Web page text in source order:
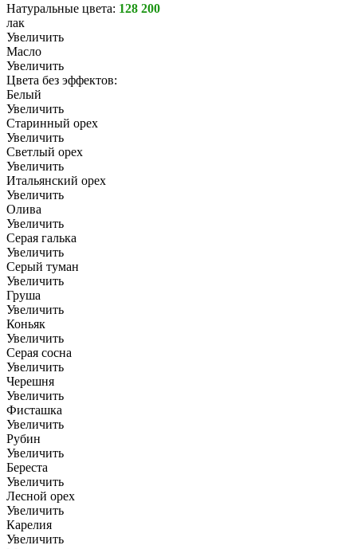
Натуральные цвета: 128 200
лак
Увеличить
Масло
Увеличить
Цвета без эффектов:
Белый
Увеличить
Старинный орех
Увеличить
Светлый орех
Увеличить
Итальянский орех
Увеличить
Олива
Увеличить
Серая галька
Увеличить
Серый туман
Увеличить
Груша
Увеличить
Коньяк
Увеличить
Серая сосна
Увеличить
Черешня
Увеличить
Фисташка
Увеличить
Рубин
Увеличить
Береста
Увеличить
Лесной орех
Увеличить
Карелия
Увеличить